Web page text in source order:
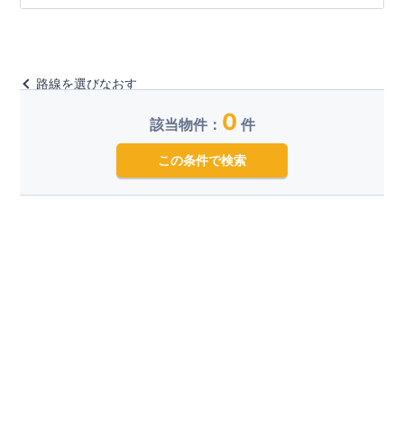
路線を選びなおす
該当物件： 0 件
この条件で検索